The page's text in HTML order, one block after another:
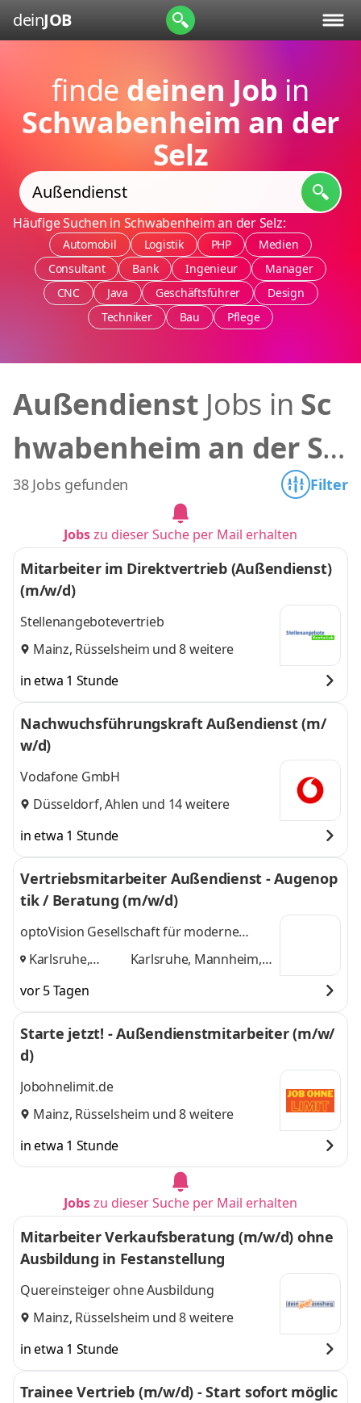
deinJOB
finde deinen Job in
Schwabenheim an der
Selz
Häufige Suchen in Schwabenheim an der Selz:
Automobil Logistik PHP
Medien
Consultant
Bank Ingenieur
Manager
CNC
Java Geschäftsführer
Design
Techniker
Bau Pflege
Außendienst Jobs in Sc
hwabenheim an der Sel
z
38 Jobs gefunden Filter
Jobszu dieser Suche per Mail erhalten
Mitarbeiter im Direktvertrieb (Außendienst)
(m/w/d)
Stellenangebotevertrieb
Mainz, Rüsselsheim und 8 weitere
in etwa 1 Stunde
Nachwuchsführungskraft Außendienst (m/
w/d)
Vodafone GmbH
Düsseldorf,Ahlen und 14 weitere
in etwa 1 Stunde
Vertriebsmitarbeiter Außendienst - Augenop
tik / Beratung (m/w/d)
optoVision Gesellschaft für moderne
Brillenglastechnik mbH
Karlsruhe,
Mainz,
Karlsruhe, Mannheim,
vor 5 Tagen
Starte jetzt! - Außendienstmitarbeiter (m/w/
d)
Jobohnelimit.de
Mainz, Rüsselsheim und 8 weitere
in etwa 1 Stunde
Jobszu dieser Suche per Mail erhalten
Mitarbeiter Verkaufsberatung (m/w/d) ohne
Ausbildung in Festanstellung
Quereinsteiger ohne Ausbildung
Mainz, Rüsselsheim und 8 weitere
in etwa 1 Stunde
Trainee Vertrieb (m/w/d) - Start sofort möglic